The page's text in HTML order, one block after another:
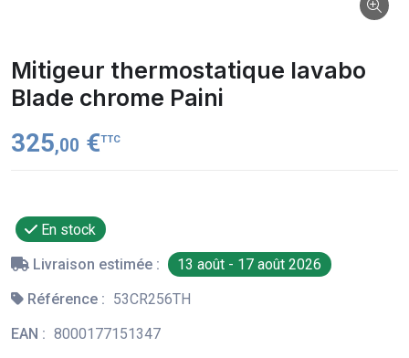
Mitigeur thermostatique lavabo
Blade chrome Paini
325,00 €TTC
En stock
Livraison estimée :
13 août - 17 août 2026
Référence : 53CR256TH
EAN : 8000177151347